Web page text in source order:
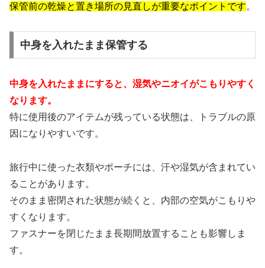
保管前の乾燥と置き場所の見直しが重要なポイントです。
中身を入れたまま保管する
中身を入れたままにすると、湿気やニオイがこもりやすく
なります。
特に使用後のアイテムが残っている状態は、トラブルの原
因になりやすいです。
旅行中に使った衣類やポーチには、汗や湿気が含まれてい
ることがあります。
そのまま密閉された状態が続くと、内部の空気がこもりや
すくなります。
ファスナーを閉じたまま長期間放置することも影響しま
す。